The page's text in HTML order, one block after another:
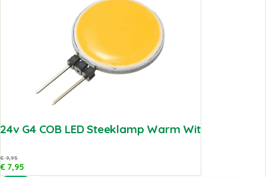
24v G4 COB LED Steeklamp Warm Wit
€9,95
€7,95